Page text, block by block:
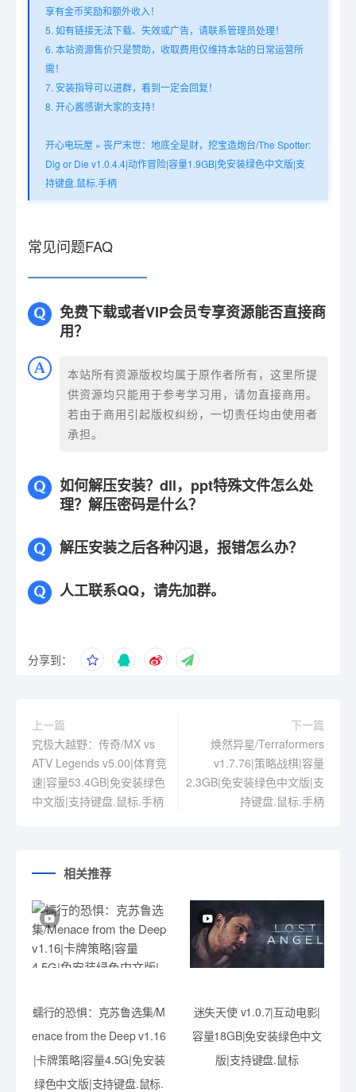
享有金币奖励和额外收入！
5. 如有链接无法下载、失效或广告，请联系管理员处理！
6. 本站资源售价只是赞助，收取费用仅维持本站的日常运营所
需！
7. 安装指导可以进群，看到一定会回复！
8. 开心酱感谢大家的支持！
开心电玩屋 » 丧尸末世：地底全是财，挖宝造炮台/The Spotter:
Dig or Die v1.0.4.4|动作冒险|容量1.9GB|免安装绿色中文版|支
持键盘.鼠标.手柄
常见问题FAQ
免费下载或者VIP会员专享资源能否直接商
用？
本站所有资源版权均属于原作者所有，这里所提
供资源均只能用于参考学习用，请勿直接商用。
若由于商用引起版权纠纷，一切责任均由使用者
承担。
如何解压安装？dll，ppt特殊文件怎么处
理？解压密码是什么？
解压安装之后各种闪退，报错怎么办？
人工联系QQ，请先加群。
分享到：
上一篇
究极大越野：传奇/MX vs
ATV Legends v5.00|体育竞
速|容量53.4GB|免安装绿色
中文版|支持键盘.鼠标.手柄
下一篇
焕然异星/Terraformers
v1.7.76|策略战棋|容量
2.3GB|免安装绿色中文版|支
持键盘.鼠标.手柄
相关推荐
蠕行的恐惧：克苏鲁选集/M
enace from the Deep v1.16
|卡牌策略|容量4.5G|免安装
绿色中文版|支持键盘.鼠标.
迷失天使 v1.0.7|互动电影|
容量18GB|免安装绿色中文
版|支持键盘.鼠标